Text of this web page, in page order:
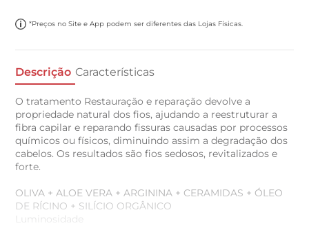
*Preços no Site e App podem ser diferentes das Lojas Físicas.
Descrição Características
O tratamento Restauração e reparação devolve a
propriedade natural dos fios, ajudando a reestruturar a
fibra capilar e reparando fissuras causadas por processos
químicos ou físicos, diminuindo assim a degradação dos
cabelos. Os resultados são fios sedosos, revitalizados e
forte.
OLIVA + ALOE VERA + ARGININA + CERAMIDAS + ÓLEO
DE RÍCINO + SILÍCIO ORGÂNICO
Luminosidade